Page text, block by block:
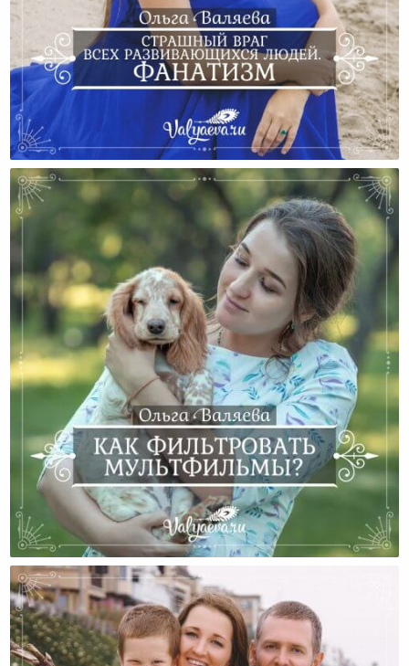
Страшный Враг Всех Развивающихся Людей.
Фанатизм.
Как Фильтровать Мультфильмы?